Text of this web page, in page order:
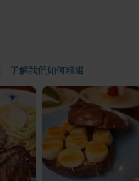
了解我們如何精選